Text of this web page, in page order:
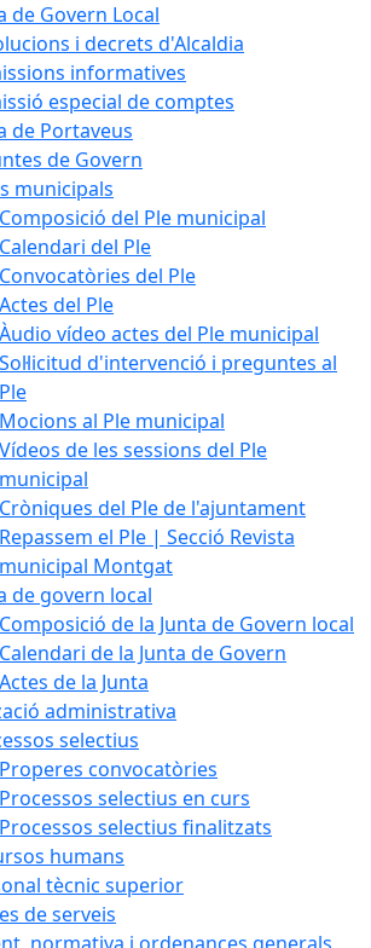
de Govern Local
i decrets d'Alcaldia
informatives
especial de comptes
de Portaveus
de Govern
municipals
Composició del Ple municipal
Calendari del Ple
Convocatòries del Ple
Actes del Ple
Àudio vídeo actes del Ple municipal
Sol·licitud d'intervenció i preguntes al
Ple
Mocions al Ple municipal
Vídeos de les sessions del Ple
municipal
Cròniques del Ple de l'ajuntament
Repassem el Ple | Secció Revista
municipal Montgat
de govern local
Composició de la Junta de Govern local
Calendari de la Junta de Govern
Actes de la Junta
administrativa
selectius
Properes convocatòries
Processos selectius en curs
Processos selectius finalitzats
humans
tècnic superior
de serveis